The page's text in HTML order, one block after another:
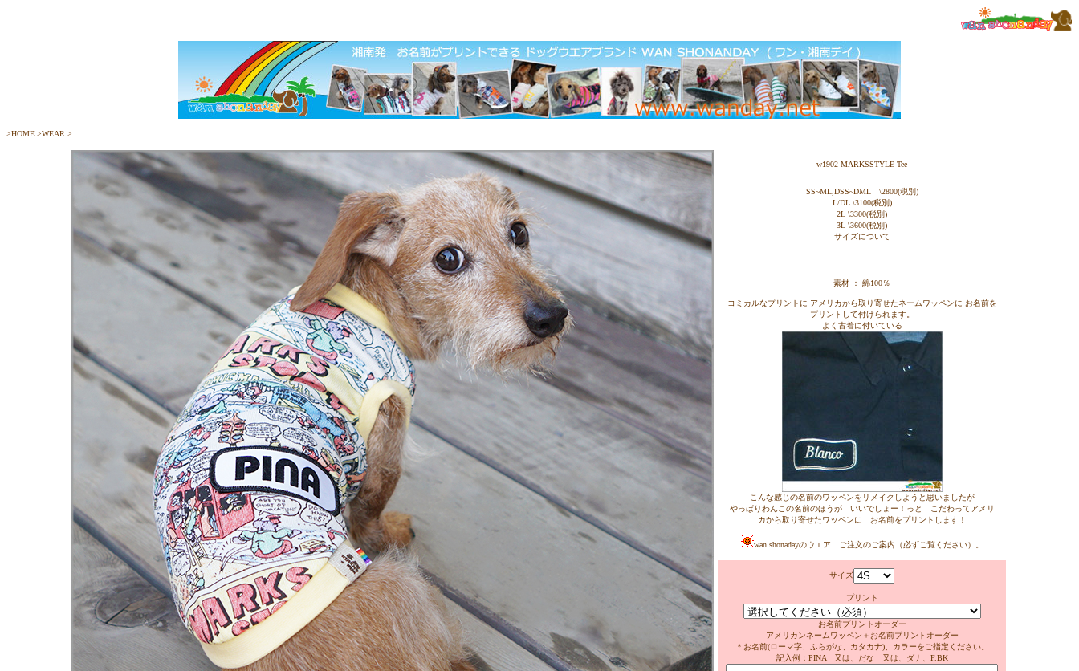
>HOME >WEAR >
w1902 MARKSSTYLE Tee
SS~ML,DSS~DML \2800(税別)
L/DL \3100(税別)
2L \3300(税別)
3L \3600(税別)
サイズについて
素材 ： 綿100％
コミカルなプリントに アメリカから取り寄せたネームワッペンに お名前を
プリントして付けられます。
よく古着に付いている
こんな感じの名前のワッペンをリメイクしようと思いましたが
やっぱりわんこの名前のほうが いいでしょー！っと こだわってアメリ
カから取り寄せたワッペンに お名前をプリントします！
wan shonadayのウエア ご注文のご案内（必ずご覧ください）
サイズ
プリント
お名前プリントオーダー
アメリカンネームワッペン＋お名前プリントオーダー
＊お名前(ローマ字、ふらがな、カタカナ)、カラーをご指定ください。
記入例：PINA 又は、だな 又は、ダナ、F.BK